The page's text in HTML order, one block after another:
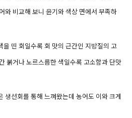
와 비교해 보니 윤기와 색상 면에서 부족하
을 띤 회일수록 회 맛의 근간인 지방질의 고
붉거나 노르스름한색일수록 고소함과 단맛
생선회를 통해 느껴왔는데 농어도 이와 크게